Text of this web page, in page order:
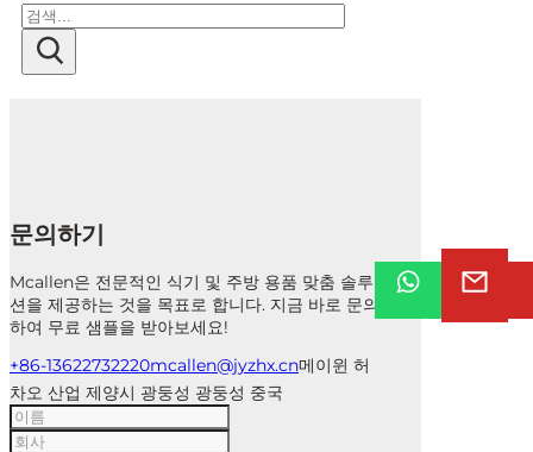
검
색
문의하기
Mcallen은 전문적인 식기 및 주방 용품 맞춤 솔루
션을 제공하는 것을 목표로 합니다. 지금 바로 문의
하여 무료 샘플을 받아보세요!
+86-13622732220mcallen@jyzhx.cn메이윈 허
차오 산업 제양시 광둥성 광둥성 중국